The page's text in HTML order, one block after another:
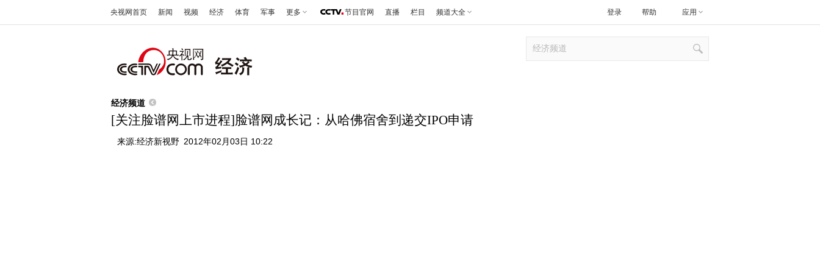
央视网首页 新闻 视频 经济 体育 军事 更多 节目官网 直播 栏目 频道大全 帮助 应用
登录
经济频道
[关注脸谱网上市进程]脸谱网成长记：从哈佛宿舍到递交IPO申请
来源:经济新视野 2012年02月03日 10:22